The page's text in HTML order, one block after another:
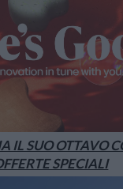
IL SUO OTTAVO
SPECIALI